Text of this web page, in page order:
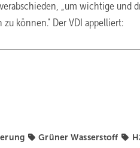
„um wichtige
können." Der VDI appelliert:
Grüner Wasserstoff